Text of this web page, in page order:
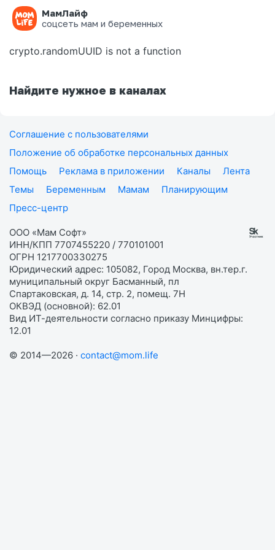
МамЛайф
соцсеть мам и беременных
Ошибка на странице
crypto.randomUUID is not a function
Найдите нужное в каналах
Соглашение с пользователями
Положение об обработке персональных данных
Помощь
Реклама в приложении Каналы
Лента
Темы
Беременным Мамам
Планирующим
Пресс-центр
ООО «Мам Софт»
ИНН/КПП 7707455220 / 770101001
ОГРН 1217700330275
Юридический адрес: 105082, Город Москва, вн.тер.г.
муниципальный округ Басманный, пл
Спартаковская, д. 14, стр. 2, помещ. 7Н
ОКВЭД (основной): 62.01
Вид ИТ-деятельности согласно приказу Минцифры:
12.01
© 2014—2026 · contact@mom.life